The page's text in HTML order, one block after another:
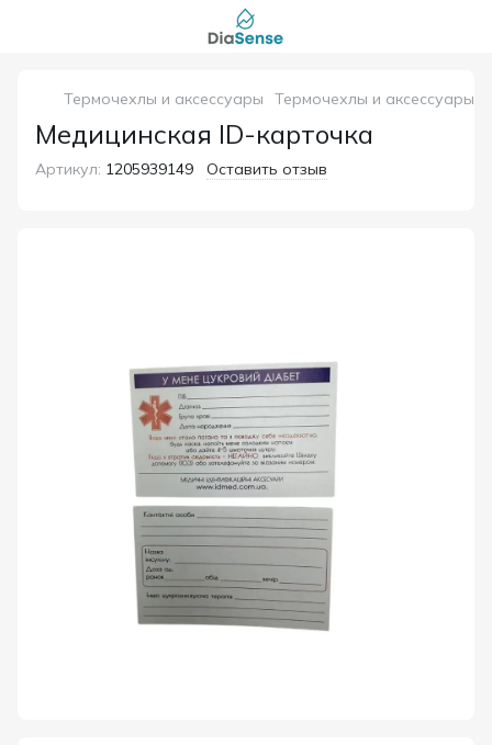
Термочехлы и аксессуары Термочехлы и аксессуары
Медицинская ID-карточка
Артикул: 1205939149 Оставить отзыв